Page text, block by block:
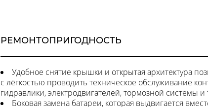
РЕМОНТОПРИГОДНОСТЬ
Удобное снятие крышки и открытая архитектура
с лёгкостью проводить техническое обслуживание
гидравлики, электродвигателей, тормозной системы и
Боковая замена батареи, которая выдвигается